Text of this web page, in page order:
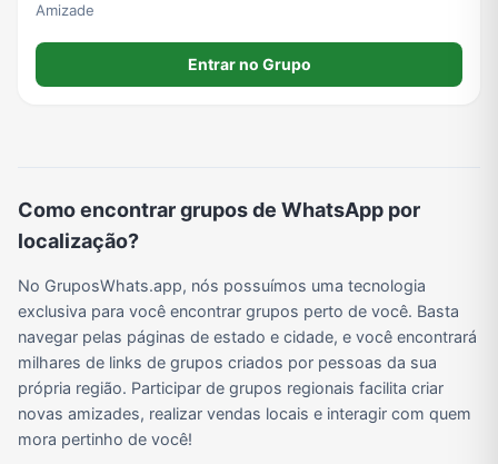
Amizade
Entrar no Grupo
Como encontrar grupos de WhatsApp por
localização?
No GruposWhats.app, nós possuímos uma tecnologia
exclusiva para você encontrar grupos perto de você. Basta
navegar pelas páginas de estado e cidade, e você encontrará
milhares de links de grupos criados por pessoas da sua
própria região. Participar de grupos regionais facilita criar
novas amizades, realizar vendas locais e interagir com quem
mora pertinho de você!